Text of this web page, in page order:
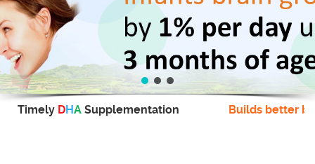
Timely DHA Supplementation Builds better